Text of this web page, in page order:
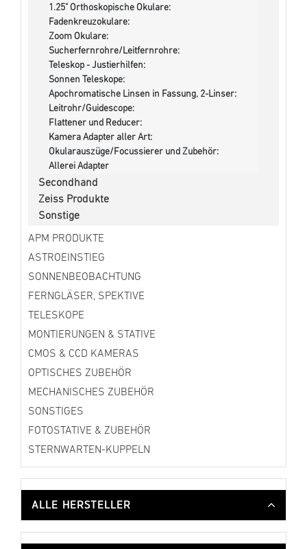
1.25" Orthoskopische Okulare:
Fadenkreuzokulare:
Zoom Okulare:
Sucherfernrohre/Leitfernrohre:
Teleskop - Justierhilfen:
Sonnen Teleskope:
Apochromatische Linsen in Fassung, 2-Linser:
Leitrohr/Guidescope:
Flattener und Reducer:
Kamera Adapter aller Art:
Okularauszüge/Focussierer und Zubehör:
Allerei Adapter
Secondhand
Zeiss Produkte
Sonstige
APM PRODUKTE
ASTROEINSTIEG
SONNENBEOBACHTUNG
FERNGLÄSER, SPEKTIVE
TELESKOPE
MONTIERUNGEN & STATIVE
CMOS & CCD KAMERAS
OPTISCHES ZUBEHÖR
MECHANISCHES ZUBEHÖR
SONSTIGES
FOTOSTATIVE & ZUBEHÖR
STERNWARTEN-KUPPELN
ALLE HERSTELLER